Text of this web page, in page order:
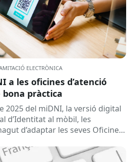
ELECTRÒNICA
a les oficines d’atenció
pràctica
2025 del miDNI, la versió digital
d’Identitat al mòbil, les
d’adaptar les seves Oficines